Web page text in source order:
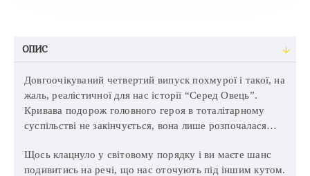
ОПИС
Довгоочікуваний четвертий випуск похмурої і такої, на
жаль, реалістичної для нас історії “Серед Овець”.
Кривава подорож головного героя в тоталітарному
суспільстві не закінчується, вона лише розпочалася…
Щось клацнуло у світовому порядку і ви маєте шанс
подивитись на речі, що нас оточують під іншим кутом.